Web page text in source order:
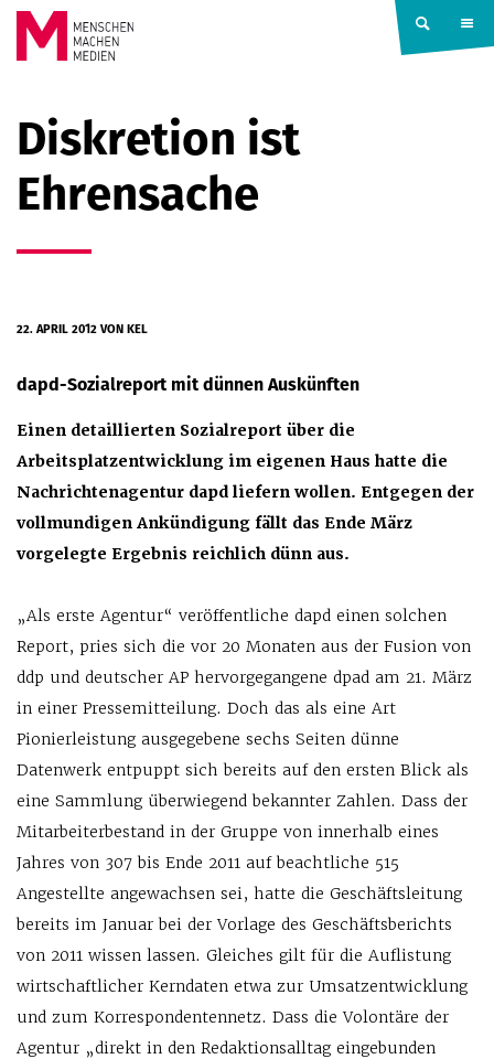
Springe zum Inhalt
MACHEN
MEDIEN
Diskretion ist
Ehrensache
22. APRIL 2012VON KEL
dapd-Sozialreport mit dünnen Auskünften
Einen detaillierten Sozialreport über die
Arbeitsplatzentwicklung im eigenen Haus hatte die
Nachrichtenagentur dapd liefern wollen. Entgegen der
vollmundigen Ankündigung fällt das Ende März
vorgelegte Ergebnis reichlich dünn aus.
„Als erste Agentur“ veröffentliche dapd einen solchen
Report, pries sich die vor 20 Monaten aus der Fusion von
ddp und deutscher AP hervorgegangene dpad am 21. März
in einer Pressemitteilung. Doch das als eine Art
Pionierleistung ausgegebene sechs Seiten dünne
Datenwerk entpuppt sich bereits auf den ersten Blick als
eine Sammlung überwiegend bekannter Zahlen. Dass der
Mitarbeiterbestand in der Gruppe von innerhalb eines
Jahres von 307 bis Ende 2011 auf beachtliche 515
Angestellte angewachsen sei, hatte die Geschäftsleitung
bereits im Januar bei der Vorlage des Geschäftsberichts
von 2011 wissen lassen. Gleiches gilt für die Auflistung
wirtschaftlicher Kerndaten etwa zur Umsatzentwicklung
und zum Korrespondentennetz. Dass die Volontäre der
Agentur „direkt in den Redaktionsalltag eingebunden